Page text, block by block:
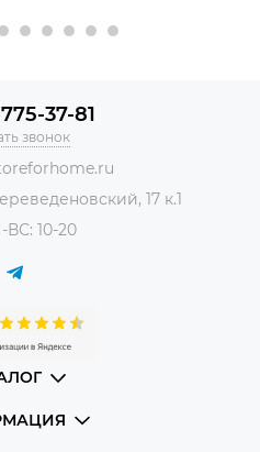
37-81
звонок
17 к.1
10-20